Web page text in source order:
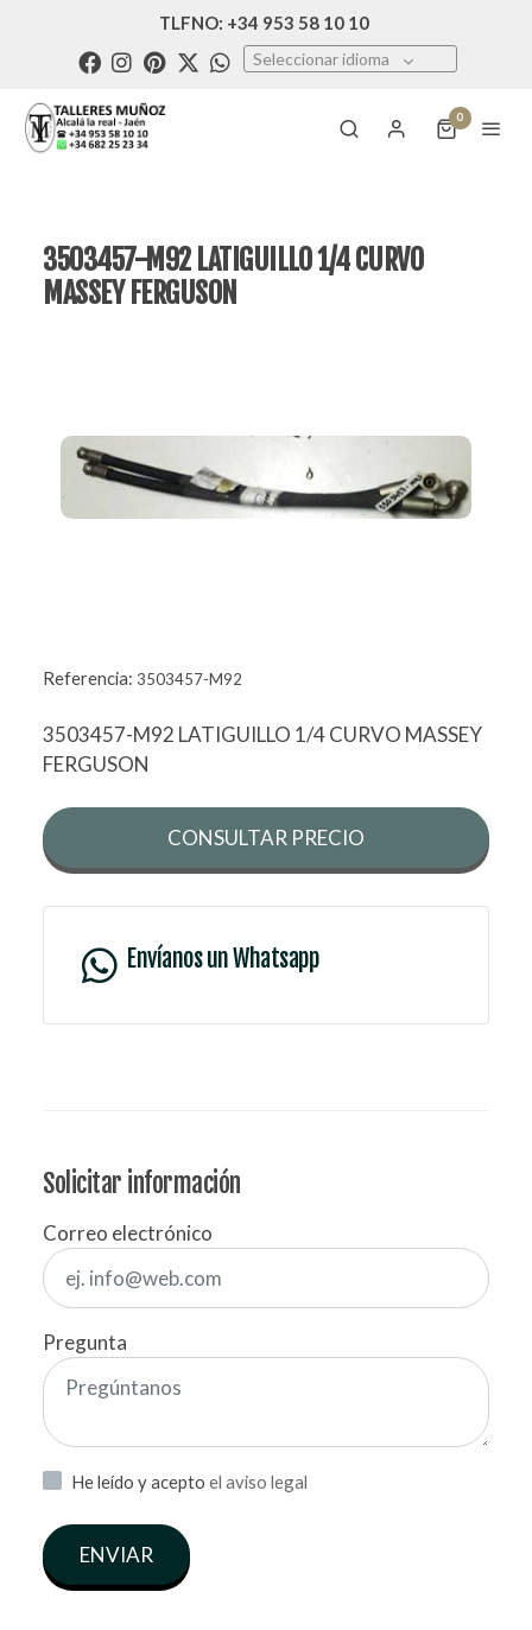
TLFNO: +34 953 58 10 10
Seleccionar idioma
0
3503457-M92 LATIGUILLO 1/4 CURVO
MASSEY FERGUSON
Referencia: 3503457-M92
3503457-M92 LATIGUILLO 1/4 CURVO MASSEY
FERGUSON
CONSULTAR PRECIO
Envíanos un Whatsapp
Solicitar información
Correo electrónico
Pregunta
He leído y acepto el aviso legal
ENVIAR